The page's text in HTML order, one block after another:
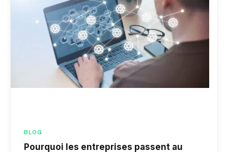
BLOG
Pourquoi les entreprises passent au